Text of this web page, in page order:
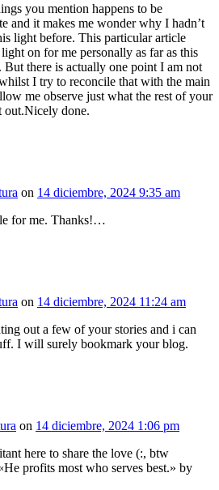
you mention happens to be
and it makes me wonder why I hadn’t
light before. This particular article
on for me personally as far as this
But there is actually one point I am not
I try to reconcile that with the main
me observe just what the rest of your
out.Nicely done.
on 14 diciembre, 2024 9:35 am
for me. Thanks!…
on 14 diciembre, 2024 11:24 am
out a few of your stories and i can
I will surely bookmark your blog.
on 14 diciembre, 2024 1:06 pm
here to share the love (:, btw
profits most who serves best.» by